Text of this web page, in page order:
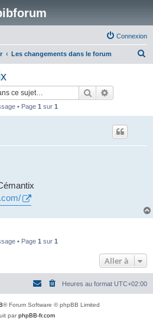
Connexion
Les changements dans le forum
Rechercher
• Page 1 sur 1
• Page 1 sur 1
Aller à
Heures au format UTC+02:00
® Forum Software © phpBB Limited
parphpBB-fr.com